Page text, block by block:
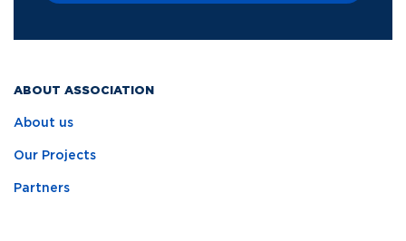
ABOUT ASSOCIATION
About us
Our Projects
Partners